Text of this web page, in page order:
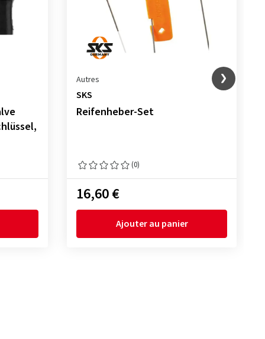
Autres
SKS
Reifenheber-Set
(0)
16,60 €
Ajouter au panier